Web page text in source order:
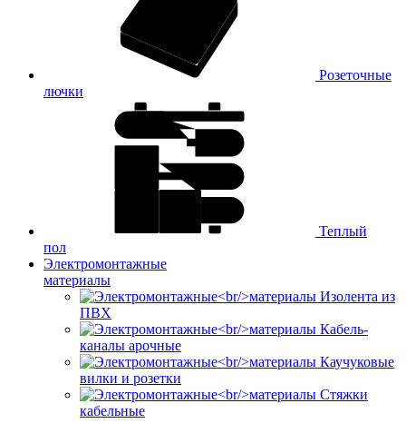
Розеточные
лючки
Теплый
пол
Электромонтажные
материалы
Изолента из
ПВХ
Кабель-
каналы арочные
Каучуковые
вилки и розетки
Стяжки
кабельные